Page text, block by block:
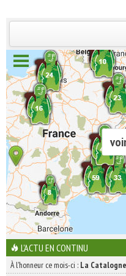
INSCRIVEZ-VOUS |
L'ACTU EN CONTINU
À l'honneur ce mois-ci : La Catalogne